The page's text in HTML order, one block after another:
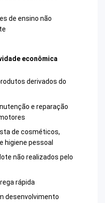
de ensino não
econômica
derivados do
e reparação
de cosméticos,
higiene pessoal
não realizados pelo
rápida
desenvolvimento